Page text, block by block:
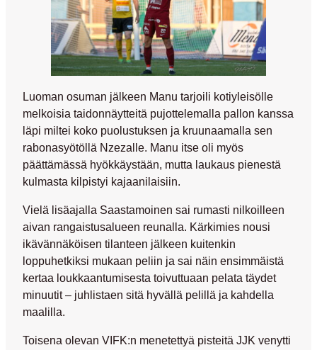
Luoman osuman jälkeen Manu tarjoili kotiyleisölle
melkoisia taidonnäytteitä pujottelemalla pallon kanssa
läpi miltei koko puolustuksen ja kruunaamalla sen
rabonasyötöllä Nzezalle. Manu itse oli myös
päättämässä hyökkäystään, mutta laukaus pienestä
kulmasta kilpistyi kajaanilaisiin.
Vielä lisäajalla Saastamoinen sai rumasti nilkoilleen
aivan rangaistusalueen reunalla. Kärkimies nousi
ikävännäköisen tilanteen jälkeen kuitenkin
loppuhetkiksi mukaan peliin ja sai näin ensimmäistä
kertaa loukkaantumisesta toivuttuaan pelata täydet
minuutit – juhlistaen sitä hyvällä pelillä ja kahdella
maalilla.
Toisena olevan VIFK:n menetettyä pisteitä JJK venytti